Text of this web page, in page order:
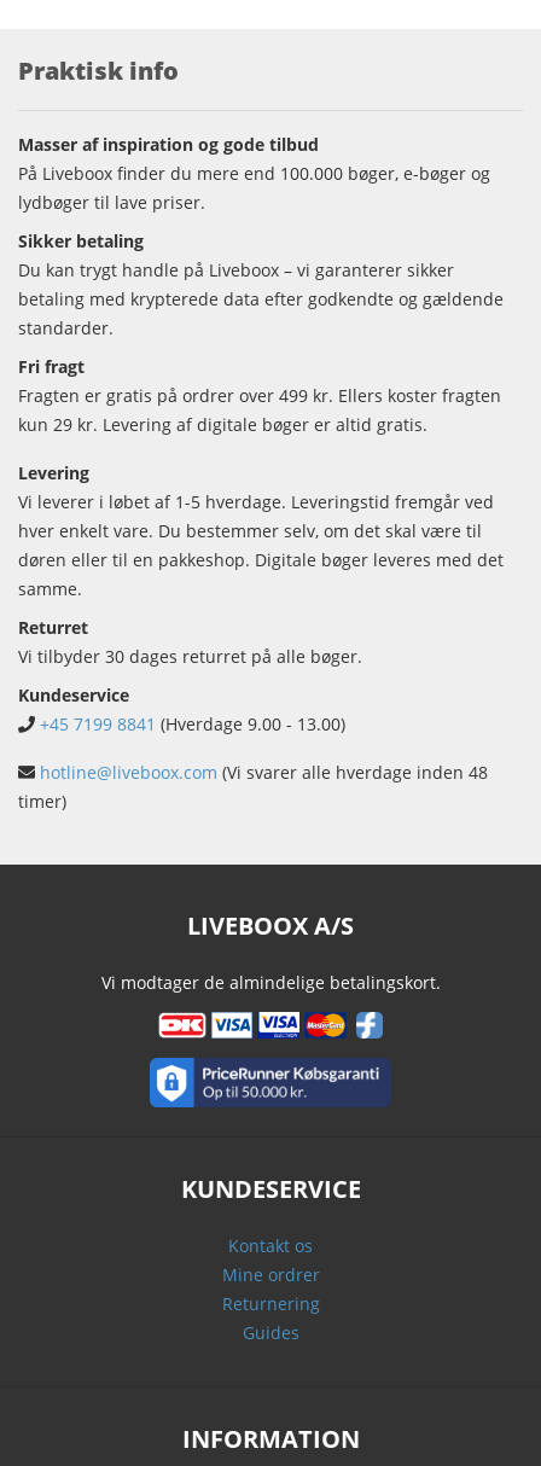
Praktisk info
Masser af inspiration og gode tilbud
På Liveboox finder du mere end 100.000 bøger, e-bøger og
lydbøger til lave priser.
Sikker betaling
Du kan trygt handle på Liveboox – vi garanterer sikker
betaling med krypterede data efter godkendte og gældende
standarder.
Fri fragt
Fragten er gratis på ordrer over 499 kr. Ellers koster fragten
kun 29 kr. Levering af digitale bøger er altid gratis.
Levering
Vi leverer i løbet af 1-5 hverdage. Leveringstid fremgår ved
hver enkelt vare. Du bestemmer selv, om det skal være til
døren eller til en pakkeshop. Digitale bøger leveres med det
samme.
Returret
Vi tilbyder 30 dages returret på alle bøger.
Kundeservice
+45 7199 8841 (Hverdage 9.00 - 13.00)
hotline@liveboox.com (Vi svarer alle hverdage inden 48
timer)
LIVEBOOX A/S
Vi modtager de almindelige betalingskort.
KUNDESERVICE
Kontakt os
Mine ordrer
Returnering
Guides
INFORMATION